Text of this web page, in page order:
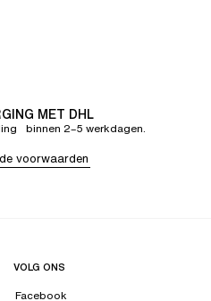
MET DHL
binnen 2–5 werkdagen.
voorwaarden
VOLG ONS
Facebook